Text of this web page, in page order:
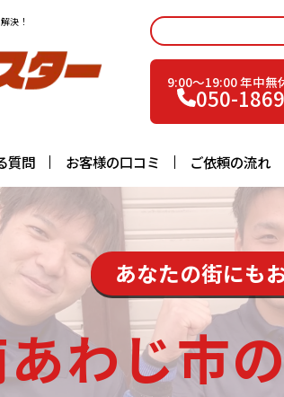
決！
9:00〜19:00 年中無
050-
質問 お客様の口コミ ご依頼の流れ
あなたの街にも
わじ市